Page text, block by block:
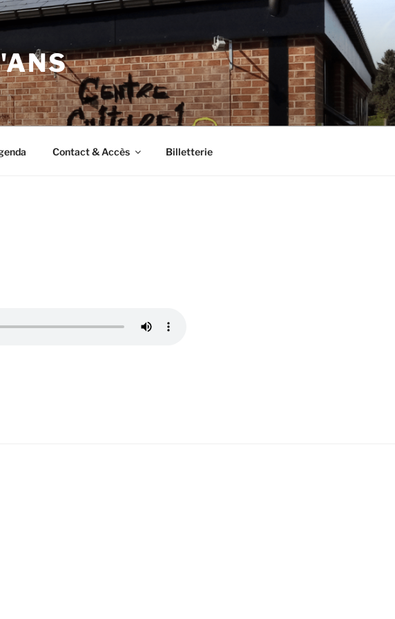
Contact & Accès Billetterie